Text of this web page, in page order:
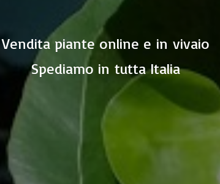
Vendita piante online e in vivaio
Spediamo in tutta Italia